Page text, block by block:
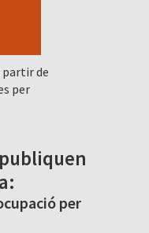
partir de
per
per